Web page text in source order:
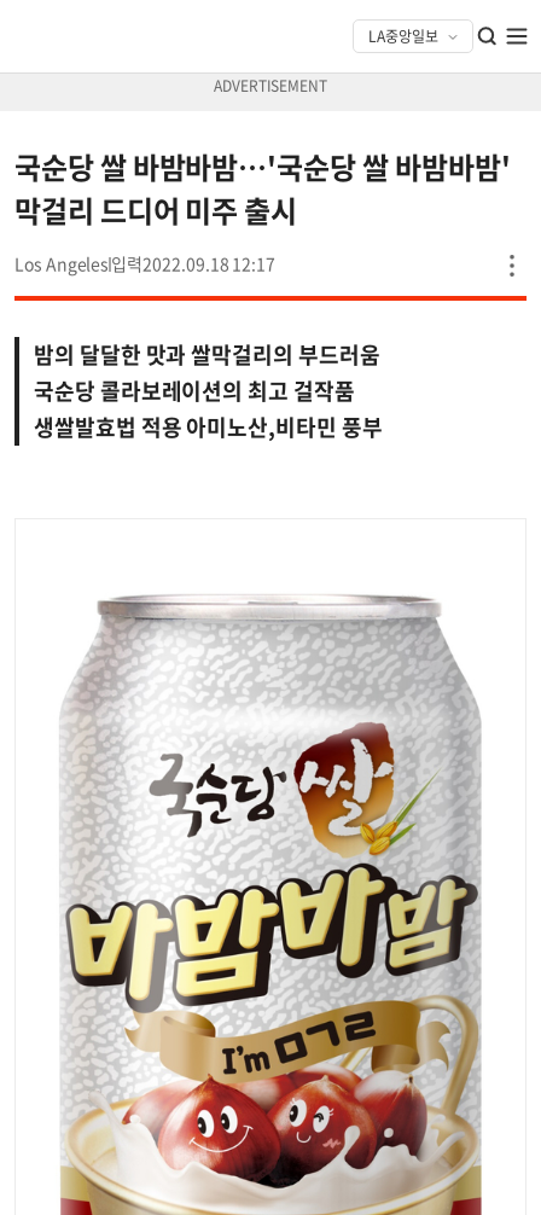
국순당 쌀 바밤바밤…'국순당 쌀 바밤바밤'
막걸리 드디어 미주 출시
Los Angeles 2022.09.18 12:17
밤의 달달한 맛과 쌀막걸리의 부드러움
국순당 콜라보레이션의 최고 걸작품
생쌀발효법 적용 아미노산,비타민 풍부